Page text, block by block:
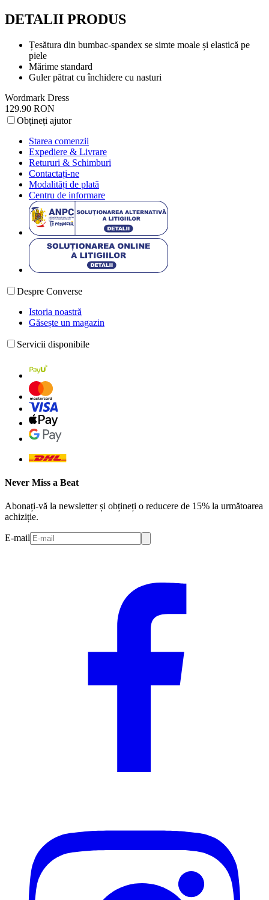
DETALII PRODUS
Țesătura din bumbac-spandex se simte moale și elastică pe
piele
Mărime standard
Guler pătrat cu închidere cu nasturi
Wordmark Dress
129.90 RON
Obțineți ajutor
Starea comenzii
Expediere & Livrare
Retururi & Schimburi
Contactați-ne
Modalități de plată
Centru de informare
Despre Converse
Istoria noastră
Găsește un magazin
Servicii disponibile
Never Miss a Beat
Abonați-vă la newsletter și obțineți o reducere de 15% la următoarea
achiziție.
E-mail